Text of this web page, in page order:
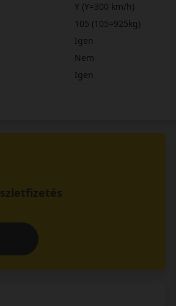
Y (Y=300 km/h)
105 (105=925kg)
Igen
Nem
Igen